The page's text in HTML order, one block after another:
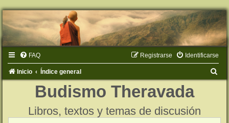
FAQ Identificarse
Registrarse
Inicio Índice general
Budismo Theravada
Libros, textos y temas de discusión